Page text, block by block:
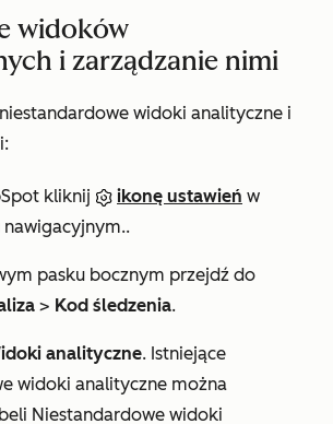
widoków
i zarządzanie nimi
widoki analityczne i
kliknij ikonę ustawień w
pasku bocznym przejdź do
> Kod śledzenia.
analityczne. Istniejące
widoki analityczne można
Niestandardowe widoki